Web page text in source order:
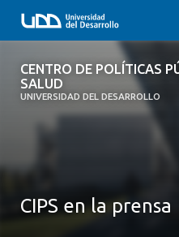
CENTRO DE POLÍTICAS
SALUD
UNIVERSIDAD DEL DESARROLLO
CENTRO DE POLÍTICAS
INNOVACIÓN EN SALUD
QUIÉNES SOMOS
CIPS en la prensa